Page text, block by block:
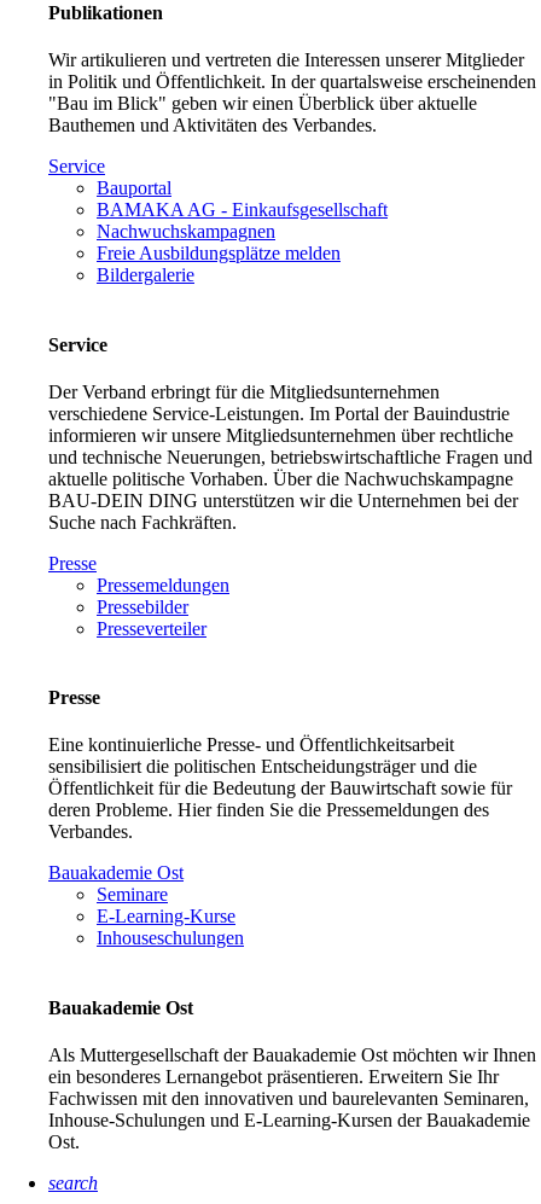
Publikationen
Wir artikulieren und vertreten die Interessen unserer Mitglieder
in Politik und Öffentlichkeit. In der quartalsweise erscheinenden
"Bau im Blick" geben wir einen Überblick über aktuelle
Bauthemen und Aktivitäten des Verbandes.
Service
Bauportal
BAMAKA AG - Einkaufsgesellschaft
Nachwuchskampagnen
Freie Ausbildungsplätze melden
Bildergalerie
Service
Der Verband erbringt für die Mitgliedsunternehmen
verschiedene Service-Leistungen. Im Portal der Bauindustrie
informieren wir unsere Mitgliedsunternehmen über rechtliche
und technische Neuerungen, betriebswirtschaftliche Fragen und
aktuelle politische Vorhaben. Über die Nachwuchskampagne
BAU-DEIN DING unterstützen wir die Unternehmen bei der
Suche nach Fachkräften.
Presse
Pressemeldungen
Pressebilder
Presseverteiler
Presse
Eine kontinuierliche Presse- und Öffentlichkeitsarbeit
sensibilisiert die politischen Entscheidungsträger und die
Öffentlichkeit für die Bedeutung der Bauwirtschaft sowie für
deren Probleme. Hier finden Sie die Pressemeldungen des
Verbandes.
Bauakademie Ost
Seminare
E-Learning-Kurse
Inhouseschulungen
Bauakademie Ost
Als Muttergesellschaft der Bauakademie Ost möchten wir Ihnen
ein besonderes Lernangebot präsentieren. Erweitern Sie Ihr
Fachwissen mit den innovativen und baurelevanten Seminaren,
Inhouse-Schulungen und E-Learning-Kursen der Bauakademie
Ost.
search